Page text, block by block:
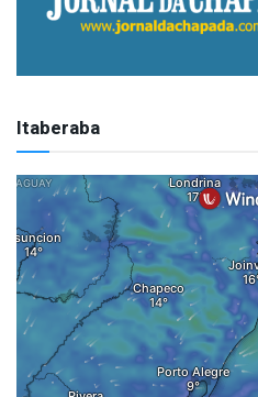
Itaberaba